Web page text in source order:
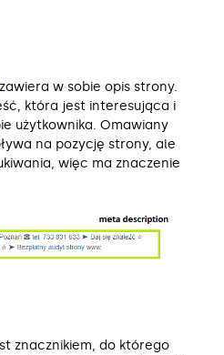
zawiera w sobie opis strony.
która jest interesująca i
użytkownika. Omawiany
na pozycję strony, ale
więc ma znaczenie
znacznikiem, do którego